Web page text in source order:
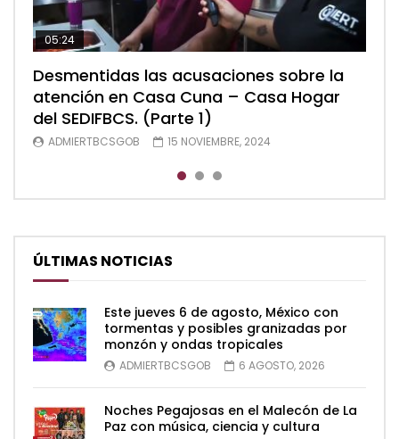
05:24
Desmentidas las acusaciones sobre la
atención en Casa Cuna – Casa Hogar
del SEDIFBCS. (Parte 1)
ADMIERTBCSGOB 15 NOVIEMBRE, 2024
04:28
Desmentidas las acusaciones sobre la
atención en Casa Cuna – Casa Hogar
del SEDIFBCS. (Parte 2)
ADMIERTBCSGOB 15 NOVIEMBRE, 2024
05:48
Desmentidas las acusaciones sobre la
atención en Casa Cuna – Casa Hogar
del SEDIFBCS (Parte 3)
ADMIERTBCSGOB 15 NOVIEMBRE, 2024
ÚLTIMAS NOTICIAS
Este jueves 6 de agosto, México con
tormentas y posibles granizadas por
monzón y ondas tropicales
ADMIERTBCSGOB 6 AGOSTO, 2026
Noches Pegajosas en el Malecón de La
Paz con música, ciencia y cultura